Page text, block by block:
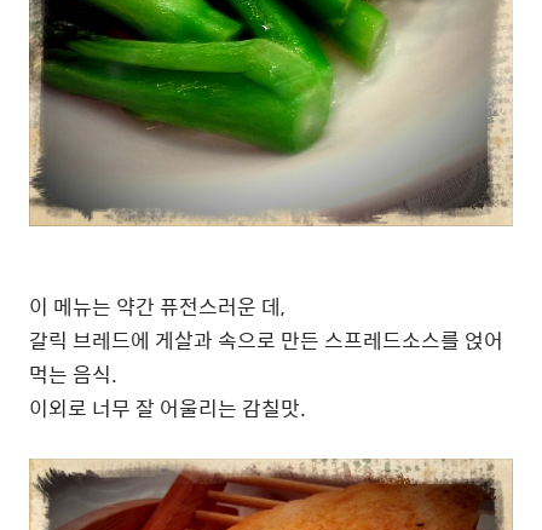
이 메뉴는 약간 퓨전스러운 데,
갈릭 브레드에 게살과 속으로 만든 스프레드소스를 얹어
먹는 음식.
이외로 너무 잘 어울리는 감칠맛.